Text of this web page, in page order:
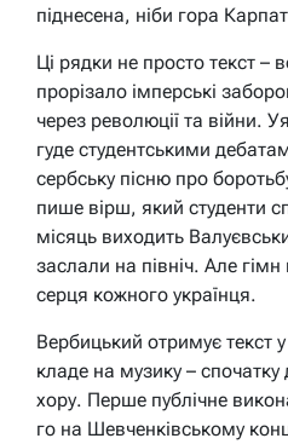
піднесена, ніби гора
Ці рядки не просто текст –
прорізало імперські
через революції та війни.
гуде студентськими
сербську пісню про
пише вірш, який студенти
місяць виходить
заслали на північ. Але
серця кожного українця.
Вербицький отримує текст
кладе на музику – спочатку
хору. Перше публічне
го на Шевченківському